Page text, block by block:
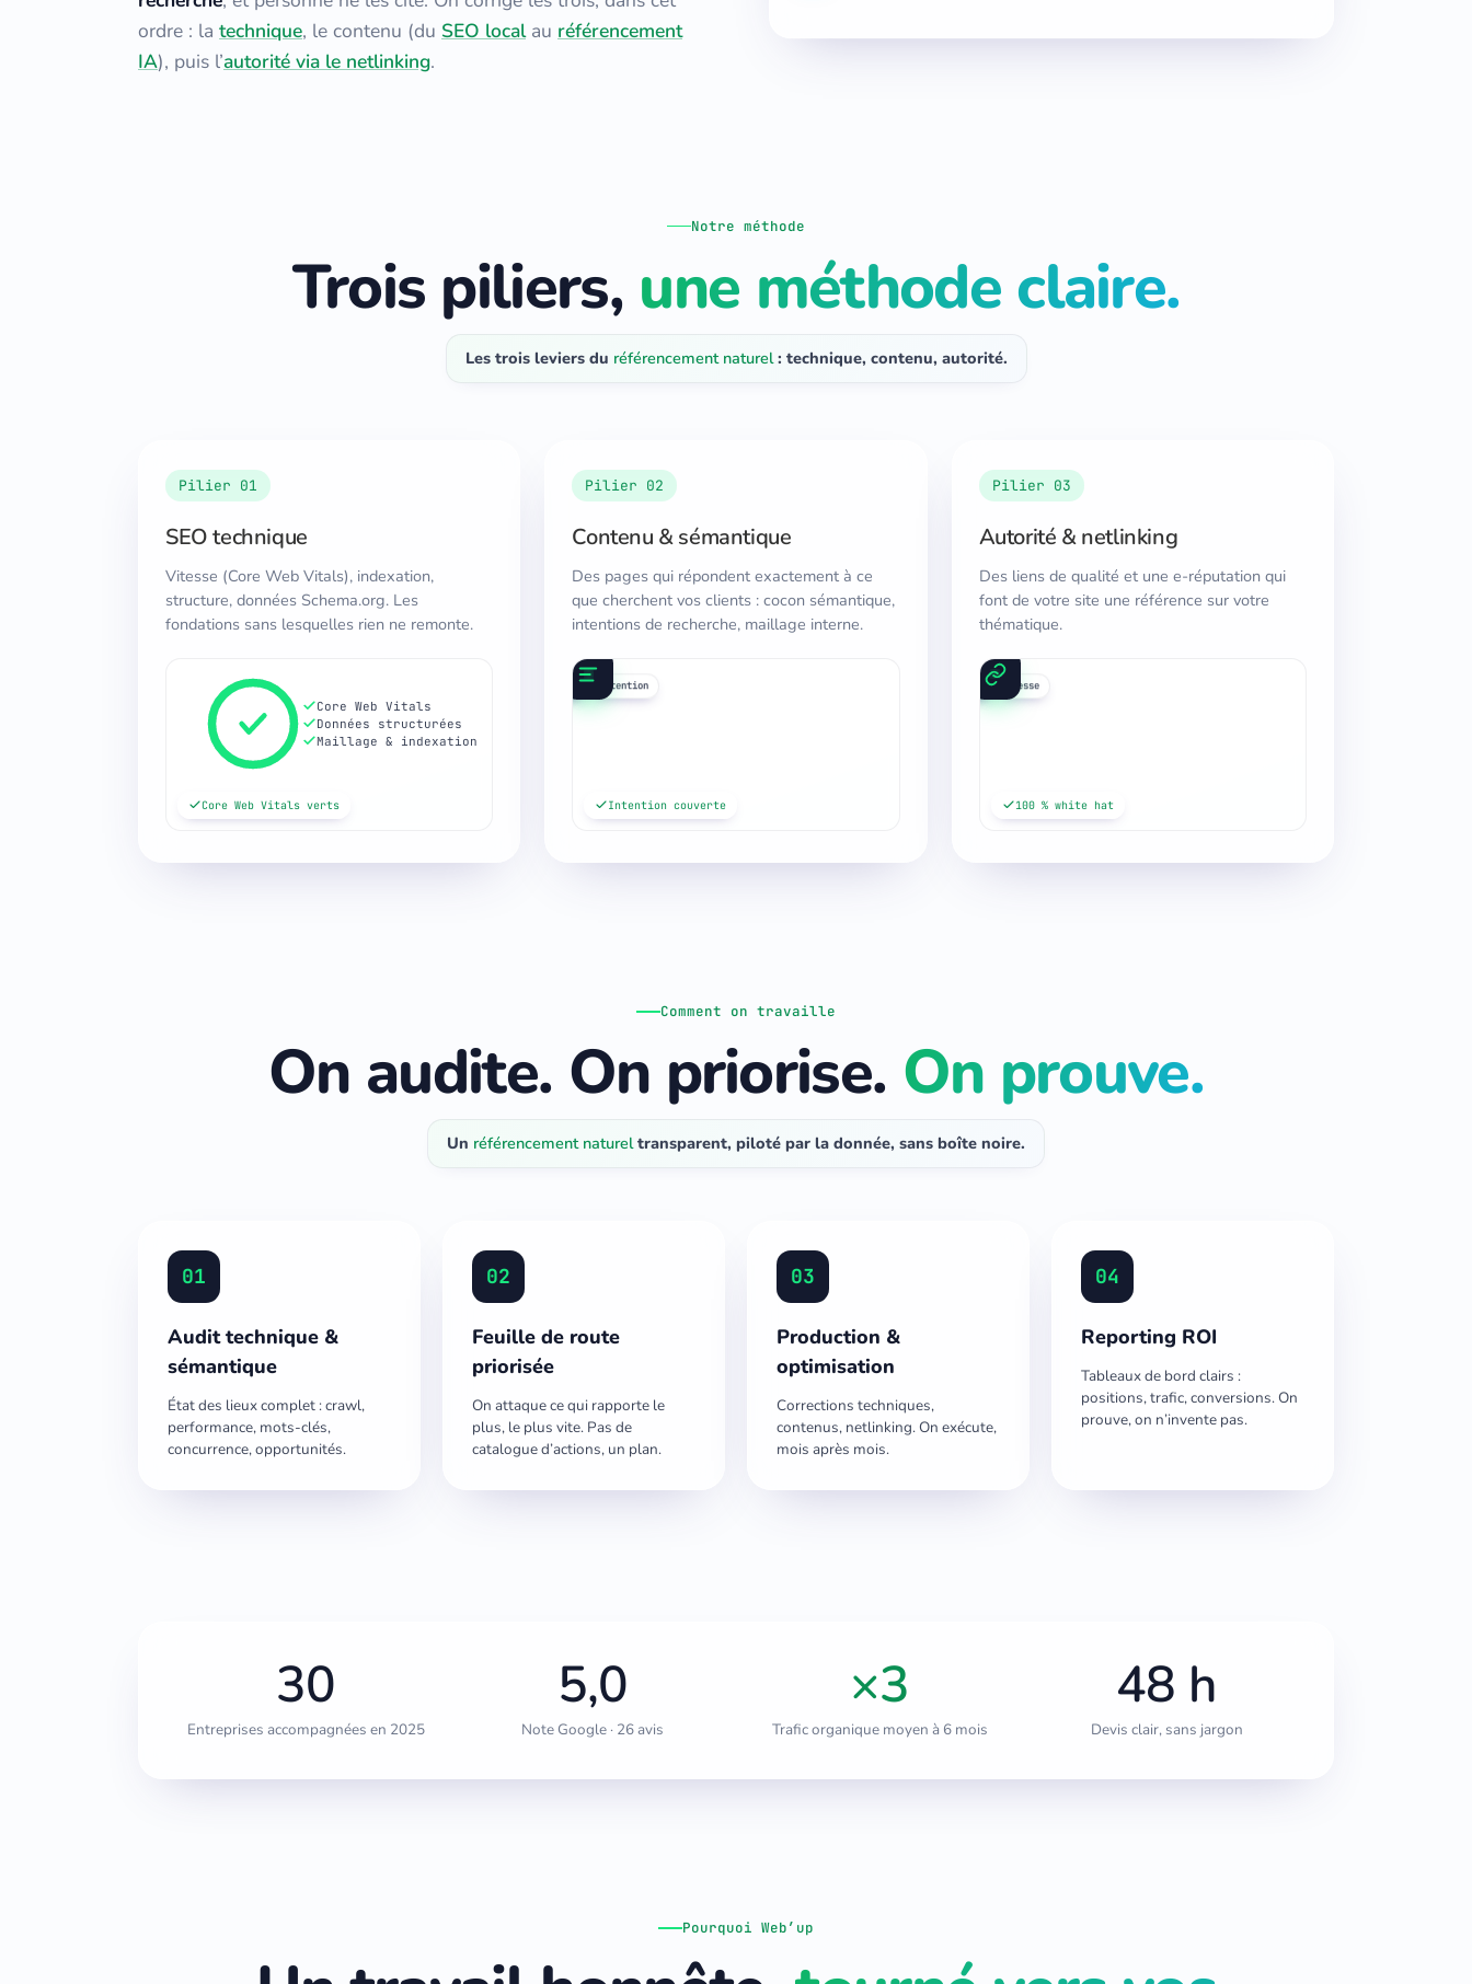
ordre : la technique, le contenu (du SEO localau référencement
IA), puis l’autorité via le netlinking.
Notre méthode
Trois piliers, une méthode claire.
Les trois leviers du référencement naturel: technique, contenu, autorité.
Pilier 01
SEO technique
Vitesse (Core Web Vitals), indexation,
structure, données Schema.org. Les
fondations sans lesquelles rien ne remonte.
Core Web Vitals
Données structurées
Maillage & indexation
Core Web Vitals verts
Pilier 02
Contenu & sémantique
Des pages qui répondent exactement à ce
que cherchent vos clients : cocon sémantique,
intentions de recherche, maillage interne.
intention
Intention couverte
Pilier 03
Autorité & netlinking
Des liens de qualité et une e-réputation qui
font de votre site une référence sur votre
thématique.
presse
100 % white hat
Comment on travaille
On audite. On priorise. On prouve.
Un référencement natureltransparent, piloté par la donnée, sans boîte noire.
01
Audit technique &
sémantique
État des lieux complet : crawl,
performance, mots-clés,
concurrence, opportunités.
02
Feuille de route
priorisée
On attaque ce qui rapporte le
plus, le plus vite. Pas de
catalogue d’actions, un plan.
03
Production &
optimisation
Corrections techniques,
contenus, netlinking. On exécute,
mois après mois.
04
Reporting ROI
Tableaux de bord clairs :
positions, trafic, conversions. On
prouve, on n’invente pas.
30
Entreprises accompagnées en 2025
5,0
Note Google · 26 avis
×3
Trafic organique moyen à 6 mois
48 h
Devis clair, sans jargon
Pourquoi Web’up